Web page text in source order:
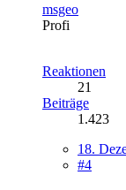
msgeo
Profi
Reaktionen
21
Beiträge
1.423
18.
#4